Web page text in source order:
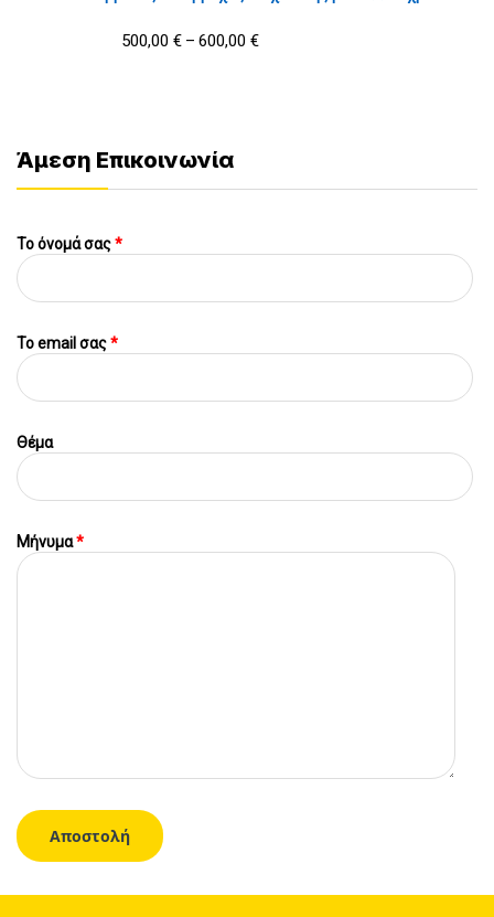
500,00 € – 600,00 €
Άμεση Επικοινωνία
Το όνομά σας*
To email σας*
Θέμα
Μήνυμα*